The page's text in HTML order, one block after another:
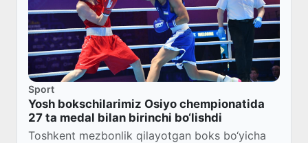
Sport
Yosh bokschilarimiz Osiyo chempionatida
27 ta medal bilan birinchi bo‘lishdi
Toshkent mezbonlik qilayotgan boks bo‘yicha